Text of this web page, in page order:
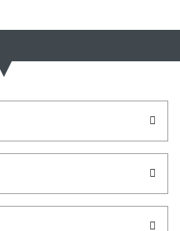
noktaları öneri formunu
ederiz.
olmalı.